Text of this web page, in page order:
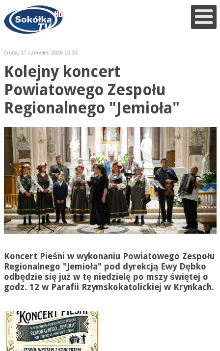
środa, 17 czerwiec 2026 10:33
Kolejny koncert
Powiatowego Zespołu
Regionalnego "Jemioła"
Koncert Pieśni w wykonaniu Powiatowego Zespołu
Regionalnego "Jemioła" pod dyrekcją Ewy Dębko
odbędzie się już w tę niedzielę po mszy świętej o
godz. 12 w Parafii Rzymskokatolickiej w Krynkach.